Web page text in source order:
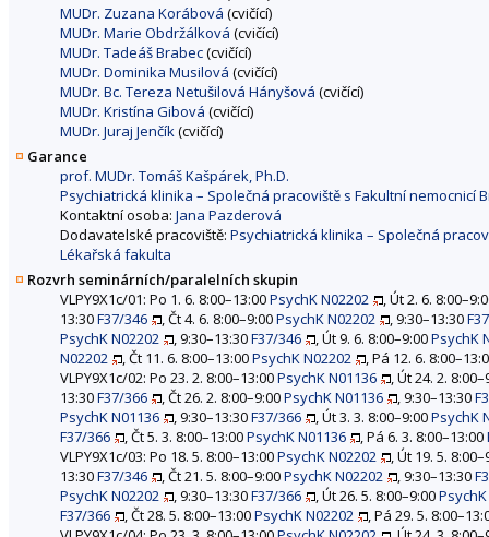
MUDr. Zuzana Korábová (cvičící)
MUDr. Marie Obdržálková (cvičící)
MUDr. Tadeáš Brabec(cvičící)
MUDr. Dominika Musilová (cvičící)
MUDr. Bc. Tereza Netušilová Hányšová (cvičící)
MUDr. Kristína Gibová (cvičící)
MUDr. Juraj Jenčík(cvičící)
Garance
prof. MUDr. Tomáš Kašpárek, Ph.D.
Psychiatrická klinika – Společná pracoviště s Fakultní
Kontaktní osoba: Jana Pazderová
Dodavatelské pracoviště: Psychiatrická klinika – Společná
Lékařská fakulta
Rozvrh seminárních/paralelních skupin
VLPY9X1c/01: Po 1. 6. 8:00–13:00PsychK N02202
, Út 2. 6.
13:30F37/346 , Čt 4. 6. 8:00–9:00PsychK N02202 , 9:30–13:30
PsychK N02202
, 9:30–13:30F37/346 , Út 9. 6. 8:00–9:00PsychK
N02202
, Čt 11. 6. 8:00–13:00PsychK N02202
, Pá 12. 6.
VLPY9X1c/02: Po 23. 2. 8:00–13:00PsychK N01136
, Út 24. 2.
13:30F37/366 , Čt 26. 2. 8:00–9:00PsychK N01136 , 9:30–13:30
PsychK N01136
, 9:30–13:30F37/366 , Út 3. 3. 8:00–9:00PsychK
F37/366
, Čt 5. 3. 8:00–13:00PsychK N01136 , Pá 6. 3. 8:00–13:00
VLPY9X1c/03: Po 18. 5. 8:00–13:00PsychK N02202
, Út 19. 5.
13:30F37/346 , Čt 21. 5. 8:00–9:00PsychK N02202 , 9:30–13:30
PsychK N02202
, 9:30–13:30F37/366 , Út 26. 5. 8:00–9:00
F37/366
, Čt 28. 5. 8:00–13:00PsychK N02202
, Pá 29. 5.